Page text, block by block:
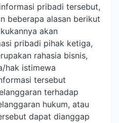
pribadi tersebut,
beberapa alasan berikut
akan
pribadi pihak ketiga,
rahasia bisnis,
hak istimewa
tersebut
terhadap
hukum, atau
dapat dianggap